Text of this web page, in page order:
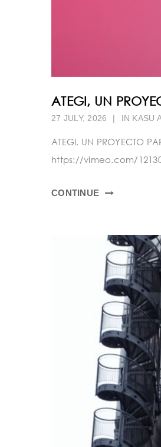
ATEGI, UN
27 JULY, 2026 | IN KASU
ATEGI, UN PROYECTO
https://vimeo.com/
CONTINUE